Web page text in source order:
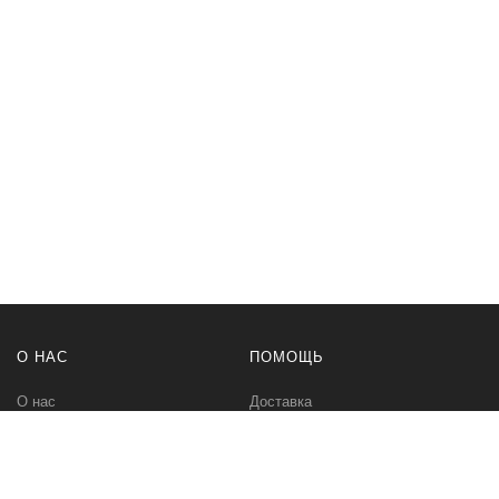
О НАС
О нас
ПОМОЩЬ
Доставка